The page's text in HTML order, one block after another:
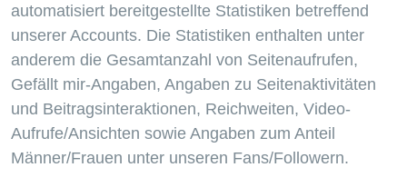
automatisiert bereitgestellte Statistiken betreffend
unserer Accounts. Die Statistiken enthalten unter
anderem die Gesamtanzahl von Seitenaufrufen,
Gefällt mir-Angaben, Angaben zu Seitenaktivitäten
und Beitragsinteraktionen, Reichweiten, Video-
Aufrufe/Ansichten sowie Angaben zum Anteil
Männer/Frauen unter unseren Fans/Followern.